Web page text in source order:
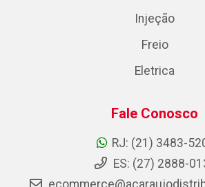
Injeção
Freio
Eletrica
Fale Conosco
RJ: (21) 3483-
ES: (27) 2888-